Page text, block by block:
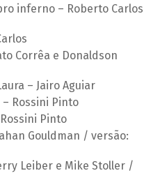
inferno – Roberto Carlos
Corrêa e Donaldson
– Jairo Aguiar
Rossini Pinto
Pinto
Gouldman / versão:
Leiber e Mike Stoller /